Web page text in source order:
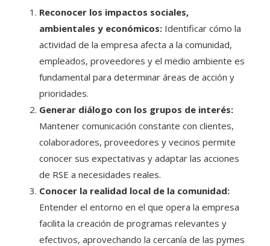
Reconocer los impactos sociales,
ambientales y económicos: Identificar cómo la
actividad de la empresa afecta a la comunidad,
empleados, proveedores y el medio ambiente es
fundamental para determinar áreas de acción y
prioridades.
Generar diálogo con los grupos de interés:
Mantener comunicación constante con clientes,
colaboradores, proveedores y vecinos permite
conocer sus expectativas y adaptar las acciones
de RSE a necesidades reales.
Conocer la realidad local de la comunidad:
Entender el entorno en el que opera la empresa
facilita la creación de programas relevantes y
efectivos, aprovechando la cercanía de las pymes